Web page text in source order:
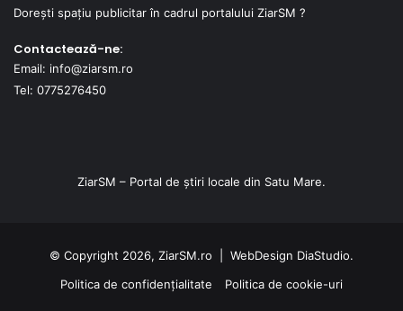
Dorești spațiu publicitar în cadrul portalului ZiarSM ?
Contactează-ne:
Email: info@ziarsm.ro
Tel: 0775276450
ZiarSM – Portal de știri locale din Satu Mare.
© Copyright 2026, ZiarSM.ro | WebDesign DiaStudio.
Politica de confidențialitate
Politica de cookie-uri